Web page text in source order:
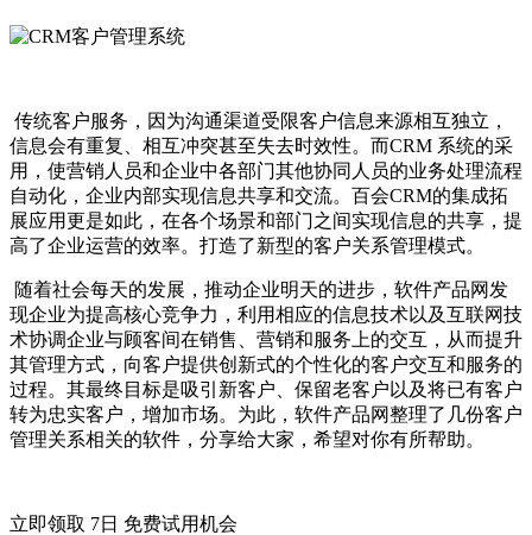
传统客户服务，因为沟通渠道受限客户信息来源相互独立，
信息会有重复、相互冲突甚至失去时效性。而CRM 系统的采
用，使营销人员和企业中各部门其他协同人员的业务处理流程
自动化，企业内部实现信息共享和交流。百会CRM的集成拓
展应用更是如此，在各个场景和部门之间实现信息的共享，提
高了企业运营的效率。打造了新型的客户关系管理模式。
随着社会每天的发展，推动企业明天的进步，软件产品网发
现企业为提高核心竞争力，利用相应的信息技术以及互联网技
术协调企业与顾客间在销售、营销和服务上的交互，从而提升
其管理方式，向客户提供创新式的个性化的客户交互和服务的
过程。其最终目标是吸引新客户、保留老客户以及将已有客户
转为忠实客户，增加市场。为此，软件产品网整理了几份客户
管理关系相关的软件，分享给大家，希望对你有所帮助。
立即领取 7日 免费试用机会